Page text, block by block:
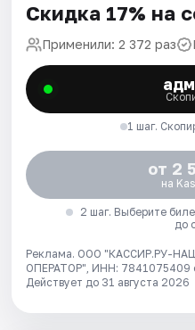
Скидка 17% на
Применили: 2 372 раз
1 шаг.
от 2
на
2 шаг. Выберите
до
Реклама. ООО "КАССИР.РУ-
ОПЕРАТОР", ИНН: 7841075409
Действует до 31 августа 2026